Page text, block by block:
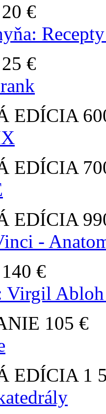
20 €
25 €
EDÍCIA
EDÍCIA
EDÍCIA
-
140 €
105 €
EDÍCIA 1